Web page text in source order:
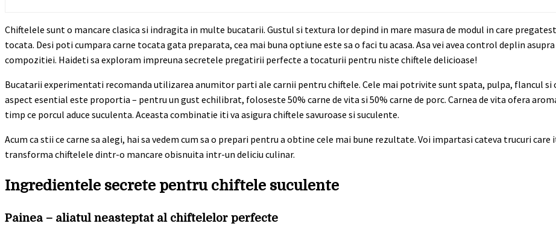
Chiftelele sunt o mancare clasica si indragita in multe bucatarii. Gustul si textura lor depind in mare masura de modul in care
tocata. Desi poti cumpara carne tocata gata preparata, cea mai buna optiune este sa o faci tu acasa. Asa vei avea control deplin
compozitiei. Haideti sa exploram impreuna secretele pregatirii perfecte a tocaturii pentru niste chiftele delicioase!
Bucatarii experimentati recomanda utilizarea anumitor parti ale carnii pentru chiftele. Cele mai potrivite sunt spata, pulpa, flancul si
aspect esential este proportia – pentru un gust echilibrat, foloseste 50% carne de vita si 50% carne de porc. Carnea de vita ofera
timp ce porcul aduce suculenta. Aceasta combinatie iti va asigura chiftele savuroase si suculente.
Acum ca stii ce carne sa alegi, hai sa vedem cum sa o prepari pentru a obtine cele mai bune rezultate. Voi impartasi cateva trucuri care
transforma chiftelele dintr-o mancare obisnuita intr-un deliciu culinar.
Ingredientele secrete pentru chiftele suculente
Painea – aliatul neasteptat al chiftelelor perfecte